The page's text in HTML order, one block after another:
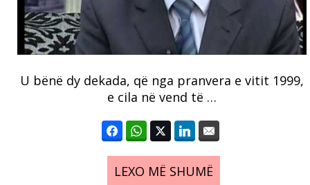
U bënë dy dekada, që nga pranvera e vitit 1999,
e cila në vend të …
LEXO MË SHUMË